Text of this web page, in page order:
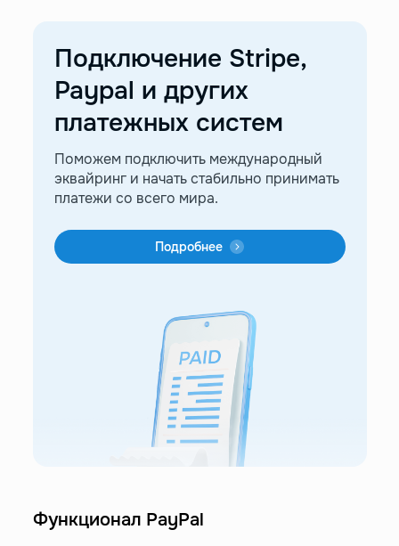
Подключение Stripe,
Paypal и других
платежных систем
Поможем подключить международный
эквайринг и начать стабильно принимать
платежи со всего мира.
Подробнее
Функционал PayPal